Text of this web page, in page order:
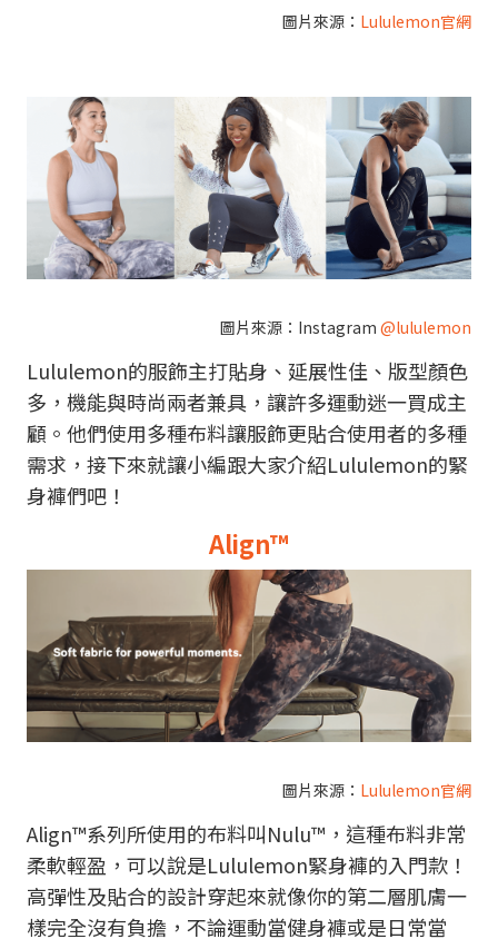
圖片來源： Lululemon官網
圖片來源： Instagram @lululemon
Lululemon的服飾主打貼身、延展性佳、版型顏色
多，機能與時尚兩者兼具，讓許多運動迷一買成主
顧。他們使用多種布料讓服飾更貼合使用者的多種
需求，接下來就讓小編跟大家介紹Lululemon的緊
身褲們吧！
Align™
圖片來源： Lululemon官網
Align™系列所使用的布料叫Nulu™，這種布料非常
柔軟輕盈，可以說是Lululemon緊身褲的入門款！
高彈性及貼合的設計穿起來就像你的第二層肌膚一
樣完全沒有負擔，不論運動當健身褲或是日常當